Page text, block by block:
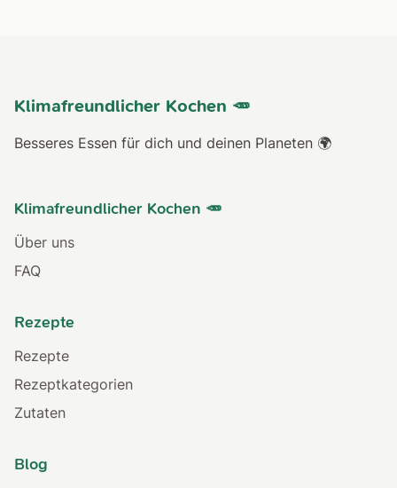
Klimafreundlicher Kochen 🥕
Besseres Essen für dich und deinen Planeten 🌍
Klimafreundlicher Kochen 🥕
Über uns
FAQ
Rezepte
Rezepte
Rezeptkategorien
Zutaten
Blog